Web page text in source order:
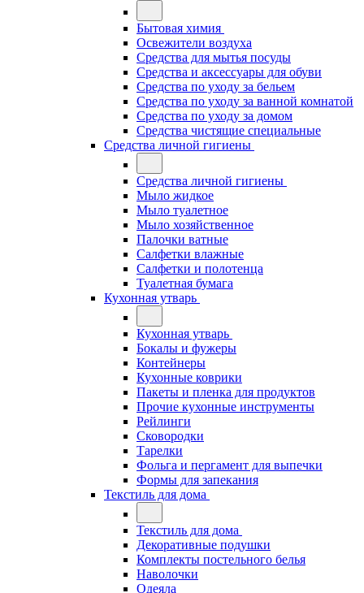
Бытовая химия
Освежители воздуха
Средства для мытья посуды
Средства и аксессуары для обуви
Средства по уходу за бельем
Средства по уходу за ванной комнатой
Средства по уходу за домом
Средства чистящие специальные
Средства личной гигиены
Средства личной гигиены
Мыло жидкое
Мыло туалетное
Мыло хозяйственное
Палочки ватные
Салфетки влажные
Салфетки и полотенца
Туалетная бумага
Кухонная утварь
Кухонная утварь
Бокалы и фужеры
Контейнеры
Кухонные коврики
Пакеты и пленка для продуктов
Прочие кухонные инструменты
Рейлинги
Сковородки
Тарелки
Фольга и пергамент для выпечки
Формы для запекания
Текстиль для дома
Текстиль для дома
Декоративные подушки
Комплекты постельного белья
Наволочки
Одеяла